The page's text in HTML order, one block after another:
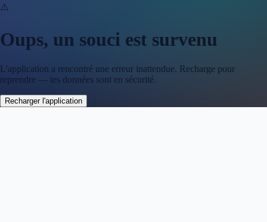
⚠️
Oups, un souci est survenu
L'application a rencontré une erreur inattendue. Recharge pour
reprendre — tes données sont en sécurité.
Recharger l'application